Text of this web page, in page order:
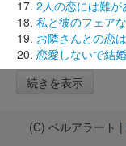
2人の恋には難が
私と彼のフェア
お隣さんとの恋
恋愛しないで結
続きを表示
(C) ベルアラート |